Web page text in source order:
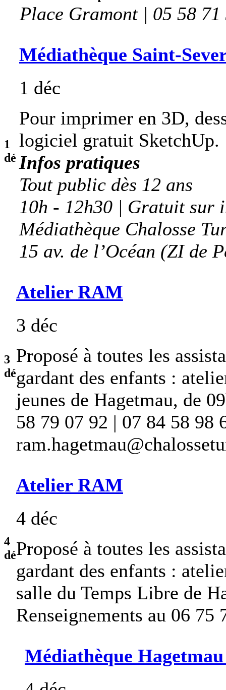
Place Gramont | 05 58 71
1
dé
Médiathèque Saint-
1 déc
Pour imprimer en 3D,
logiciel gratuit SketchUp.
Infos pratiques
Tout public dès 12 ans
10h - 12h30 | Gratuit sur
Médiathèque Chalosse
15 av. de l’Océan (ZI de
3
dé
Atelier RAM
3 déc
Proposé à toutes les
gardant des enfants :
jeunes de Hagetmau, de
58 79 07 92 | 07 84 58 98
4
dé
Atelier RAM
4 déc
Proposé à toutes les
gardant des enfants :
salle du Temps Libre de
Renseignements au 06 75
Médiathèque